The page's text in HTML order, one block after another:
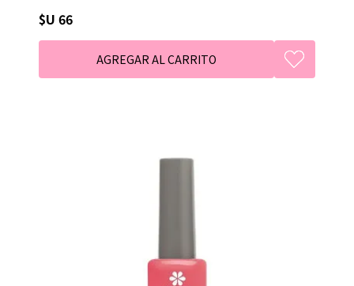
$U 66